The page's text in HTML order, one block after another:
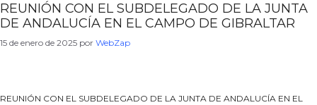
REUNIÓN CON EL SUBDELEGADO DE LA JUNTA
DE ANDALUCÍA EN EL CAMPO DE GIBRALTAR
15 de enero de 2025 por WebZap
REUNIÓN CON EL SUBDELEGADO DE LA JUNTA DE ANDALUCÍA EN EL